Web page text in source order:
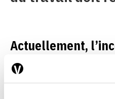
Actuellement,
dans les relations
n’a-t-il pas éclairci